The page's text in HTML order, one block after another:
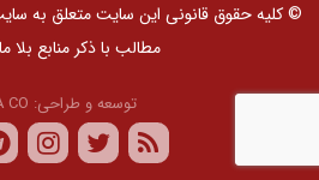
© کلیه حقوق قانونی این سایت متعلق به
مطالب با ذکر منابع بلا
توسعه و طراحی: CO